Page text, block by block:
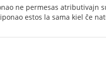
ne permesas
estos la sama kiel ĉe